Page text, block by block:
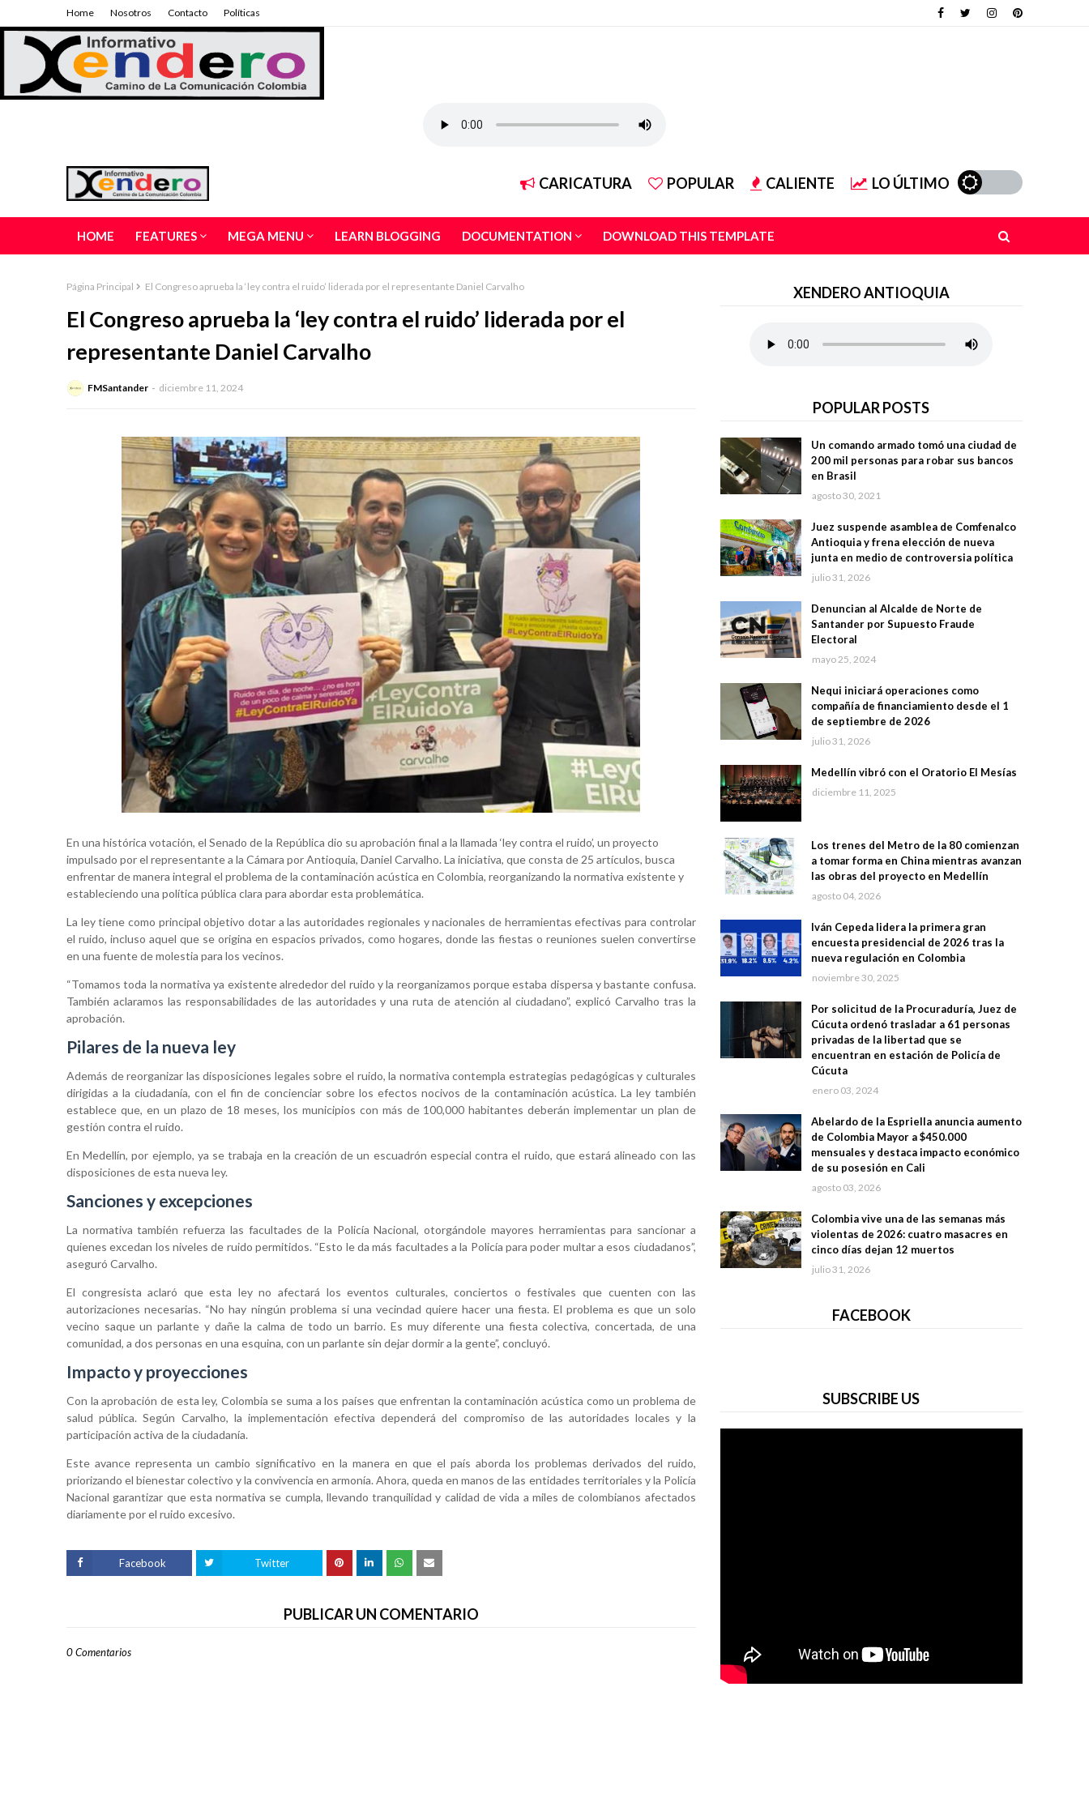
Home Nosotros Contacto Políticas
CARICATURA POPULAR CALIENTE LO ÚLTIMO
HOME FEATURES MEGA MENU LEARN BLOGGING DOCUMENTATION DOWNLOAD THIS TEMPLATE
Página Principal El Congreso aprueba la ‘ley contra el ruido’ liderada por el representante Daniel Carvalho
El Congreso aprueba la ‘ley contra el ruido’ liderada por el
representante Daniel Carvalho
FMSantander diciembre 11, 2024
En una histórica votación, el Senado de la República dio su aprobación final a la llamada ‘ley contra el ruido’, un proyecto
impulsado por el representante a la Cámara por Antioquia, Daniel Carvalho. La iniciativa, que consta de 25 artículos, busca
enfrentar de manera integral el problema de la contaminación acústica en Colombia, reorganizando la normativa existente y
estableciendo una política pública clara para abordar esta problemática.
La ley tiene como principal objetivo dotar a las autoridades regionales y nacionales de herramientas efectivas para controlar
el ruido, incluso aquel que se origina en espacios privados, como hogares, donde las fiestas o reuniones suelen convertirse
en una fuente de molestia para los vecinos.
“Tomamos toda la normativa ya existente alrededor del ruido y la reorganizamos porque estaba dispersa y bastante confusa.
También aclaramos las responsabilidades de las autoridades y una ruta de atención al ciudadano”, explicó Carvalho tras la
aprobación.
Pilares de la nueva ley
Además de reorganizar las disposiciones legales sobre el ruido, la normativa contempla estrategias pedagógicas y culturales
dirigidas a la ciudadanía, con el fin de concienciar sobre los efectos nocivos de la contaminación acústica. La ley también
establece que, en un plazo de 18 meses, los municipios con más de 100,000 habitantes deberán implementar un plan de
gestión contra el ruido.
En Medellín, por ejemplo, ya se trabaja en la creación de un escuadrón especial contra el ruido, que estará alineado con las
disposiciones de esta nueva ley.
Sanciones y excepciones
La normativa también refuerza las facultades de la Policía Nacional, otorgándole mayores herramientas para sancionar a
quienes excedan los niveles de ruido permitidos. “Esto le da más facultades a la Policía para poder multar a esos ciudadanos”,
aseguró Carvalho.
El congresista aclaró que esta ley no afectará los eventos culturales, conciertos o festivales que cuenten con las
autorizaciones necesarias. “No hay ningún problema si una vecindad quiere hacer una fiesta. El problema es que un solo
vecino saque un parlante y dañe la calma de todo un barrio. Es muy diferente una fiesta colectiva, concertada, de una
comunidad, a dos personas en una esquina, con un parlante sin dejar dormir a la gente”, concluyó.
Impacto y proyecciones
Con la aprobación de esta ley, Colombia se suma a los países que enfrentan la contaminación acústica como un problema de
salud pública. Según Carvalho, la implementación efectiva dependerá del compromiso de las autoridades locales y la
participación activa de la ciudadanía.
Este avance representa un cambio significativo en la manera en que el país aborda los problemas derivados del ruido,
priorizando el bienestar colectivo y la convivencia en armonía. Ahora, queda en manos de las entidades territoriales y la Policía
Nacional garantizar que esta normativa se cumpla, llevando tranquilidad y calidad de vida a miles de colombianos afectados
diariamente por el ruido excesivo.
Facebook Twitter
PUBLICAR UN COMENTARIO
0 Comentarios
XENDERO ANTIOQUIA
POPULAR POSTS
Un comando armado tomó una ciudad de
200 mil personas para robar sus bancos
en Brasil
agosto 30, 2021
Juez suspende asamblea de Comfenalco
Antioquia y frena elección de nueva
junta en medio de controversia política
julio 31, 2026
Denuncian al Alcalde de Norte de
Santander por Supuesto Fraude
Electoral
mayo 25, 2024
Nequi iniciará operaciones como
compañía de financiamiento desde el 1
de septiembre de 2026
julio 31, 2026
Medellín vibró con el Oratorio El Mesías
diciembre 11, 2025
Los trenes del Metro de la 80 comienzan
a tomar forma en China mientras avanzan
las obras del proyecto en Medellín
agosto 04, 2026
Iván Cepeda lidera la primera gran
encuesta presidencial de 2026 tras la
nueva regulación en Colombia
noviembre 30, 2025
Por solicitud de la Procuraduría, Juez de
Cúcuta ordenó trasladar a 61 personas
privadas de la libertad que se
encuentran en estación de Policía de
Cúcuta
enero 03, 2024
Abelardo de la Espriella anuncia aumento
de Colombia Mayor a $450.000
mensuales y destaca impacto económico
de su posesión en Cali
agosto 03, 2026
Colombia vive una de las semanas más
violentas de 2026: cuatro masacres en
cinco días dejan 12 muertos
julio 31, 2026
FACEBOOK
SUBSCRIBE US